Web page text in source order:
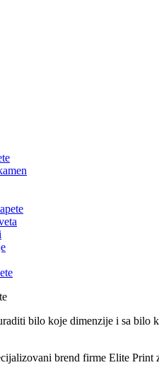
bilo koje dimenzije i sa
brend firme Elite Print